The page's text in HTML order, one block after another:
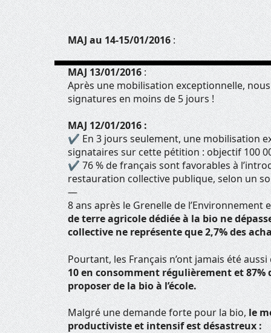
MAJ au 14-15/01/2016:
MAJ 13/01/2016:
Après une mobilisation exceptionnelle,
signatures en moins de 5 jours !
MAJ 12/01/2016 :
✔ En 3 jours seulement, une mobilisation
signataires sur cette pétition : objectif 100
✔ 76 % de français sont favorables à
restauration collective publique, selon un
—
8 ans après le Grenelle de
de terre agricole dédiée à la bio ne
collective ne représente que 2,7% des
Pourtant, les Français n’ont jamais été
10 en consomment régulièrement et
proposer de la bio à l’école.
Malgré une demande forte pour la bio,le
productiviste et intensif est désastreux :